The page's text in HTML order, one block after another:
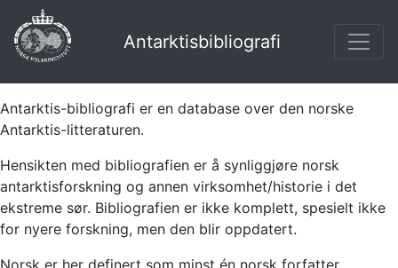
Antarktisbibliografi
Antarktis-bibliografi er en database over den norske
Antarktis-litteraturen.
Hensikten med bibliografien er å synliggjøre norsk
antarktisforskning og annen virksomhet/historie i det
ekstreme sør. Bibliografien er ikke komplett, spesielt ikke
for nyere forskning, men den blir oppdatert.
Norsk er her definert som minst én norsk forfatter,